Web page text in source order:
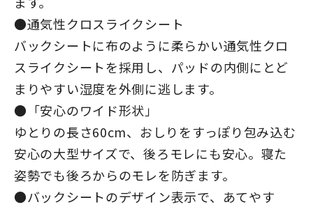
●通気性クロスライクシート
バックシートに布のように柔らかい通気性クロ
スライクシートを採用し、パッドの内側にとど
まりやすい湿度を外側に逃します。
●「安心のワイド形状」
ゆとりの長さ60cm、おしりをすっぽり包み込む
安心の大型サイズで、後ろモレにも安心。寝た
姿勢でも後ろからのモレを防ぎます。
●バックシートのデザイン表示で、あてやす